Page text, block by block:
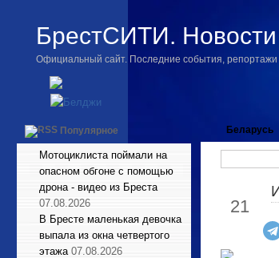
БрестСИТИ. Новости
Официальный сайт. Последние события, репортажи
Популярное
Мотоциклиста поймали на
опасном обгоне с помощью
дрона - видео из Бреста
07.08.2026
В Бресте маленькая девочка
выпала из окна четвертого
этажа 07.08.2026
Беларусь
21